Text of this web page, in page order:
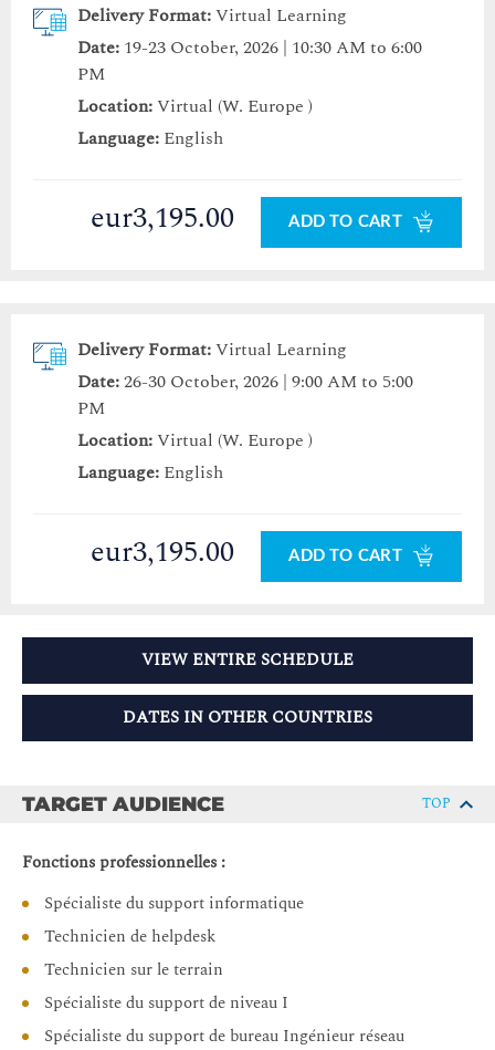
Delivery Format:Virtual Learning
Date: 19-23 October, 2026 | 10:30 AM to 6:00
PM
Location:Virtual (W. Europe )
Language: English
eur3,195.00 ADD TO CART
Delivery Format:Virtual Learning
Date:26-30 October, 2026 | 9:00 AM to 5:00
PM
Location:Virtual (W. Europe )
Language: English
eur3,195.00 ADD TO CART
VIEW ENTIRE SCHEDULE
DATES IN OTHER COUNTRIES
TARGET AUDIENCE TOP
Fonctions professionnelles :
Spécialiste du support informatique
Technicien de helpdesk
Technicien sur le terrain
Spécialiste du support de niveau I
Spécialiste du support de bureau Ingénieur réseau